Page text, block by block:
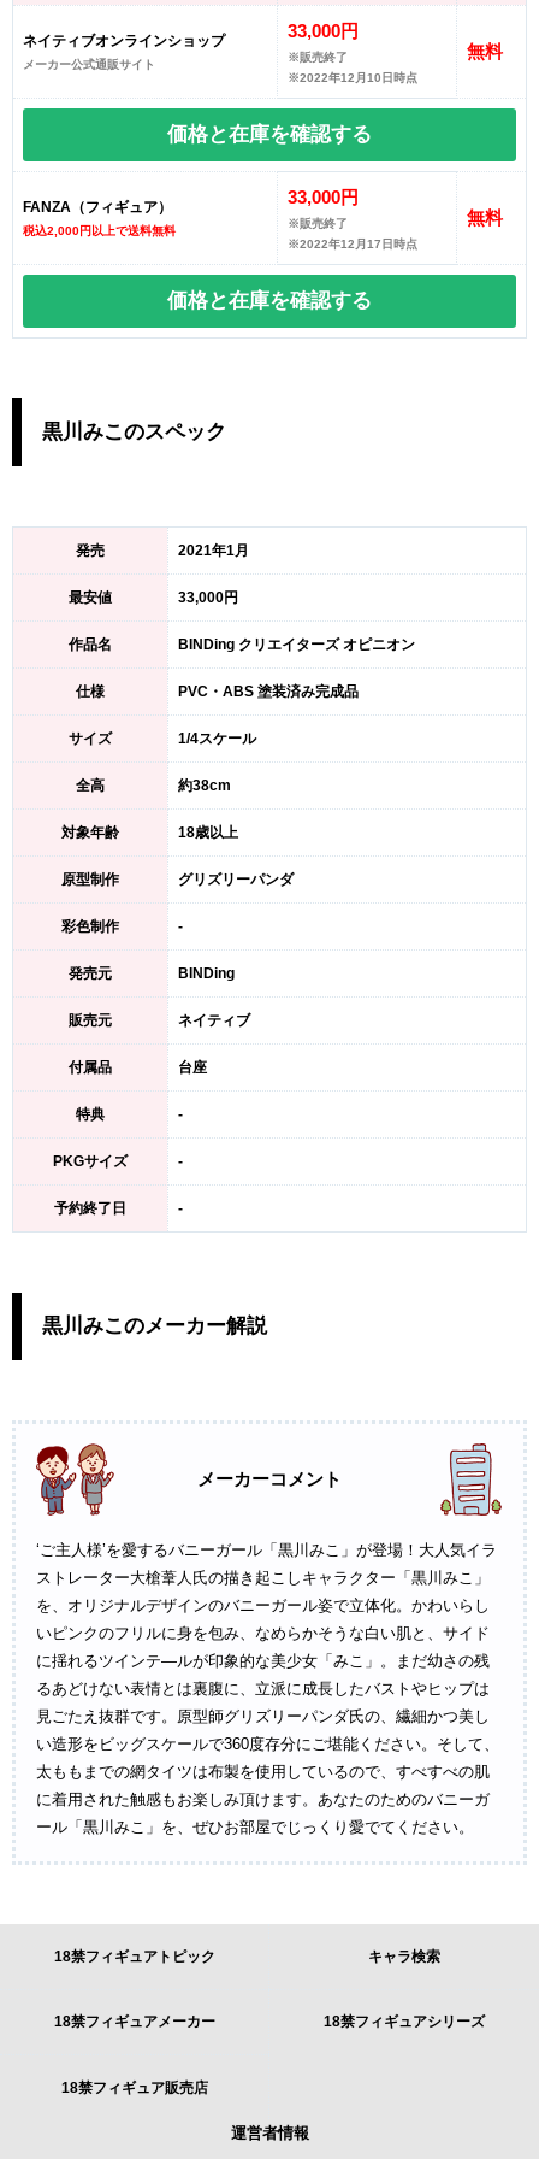
ネイティブオンラインショップ
メーカー公式通販サイト
33,000円
※販売終了
※2022年12月10日時点
無料
価格と在庫を確認する
FANZA（フィギュア）
税込2,000円以上で送料無料
33,000円
※販売終了
※2022年12月17日時点
無料
価格と在庫を確認する
黒川みこのスペック
発売 2021年1月
最安値 33,000円
作品名 BINDing クリエイターズ オピニオン
仕様 PVC・ABS 塗装済み完成品
サイズ 1/4スケール
全高 約38cm
対象年齢 18歳以上
原型制作 グリズリーパンダ
彩色制作 -
発売元 BINDing
販売元 ネイティブ
付属品 台座
特典 -
PKGサイズ -
予約終了日 -
黒川みこのメーカー解説
メーカーコメント
‘ご主人様’を愛するバニーガール「黒川みこ」が登場！大人気イラ
ストレーター大槍葦人氏の描き起こしキャラクター「黒川みこ」
を、オリジナルデザインのバニーガール姿で立体化。かわいらし
いピンクのフリルに身を包み、なめらかそうな白い肌と、サイド
に揺れるツインテ―ルが印象的な美少女「みこ」。まだ幼さの残
るあどけない表情とは裏腹に、立派に成長したバストやヒップは
見ごたえ抜群です。原型師グリズリーパンダ氏の、繊細かつ美し
い造形をビッグスケールで360度存分にご堪能ください。そして、
太ももまでの網タイツは布製を使用しているので、すべすべの肌
に着用された触感もお楽しみ頂けます。あなたのためのバニーガ
ール「黒川みこ」を、ぜひお部屋でじっくり愛でてください。
18禁フィギュアトピック キャラ検索
18禁フィギュアメーカー 18禁フィギュアシリーズ
18禁フィギュア販売店
運営者情報